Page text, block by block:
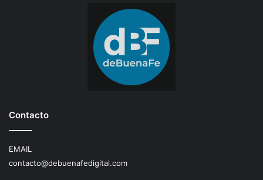
Contacto
EMAIL
contacto@debuenafedigital.com